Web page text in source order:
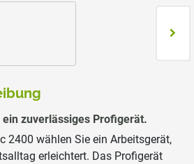
ein zuverlässiges Profigerät.
2400 wählen Sie ein Arbeitsgerät,
erleichtert. Das Profigerät